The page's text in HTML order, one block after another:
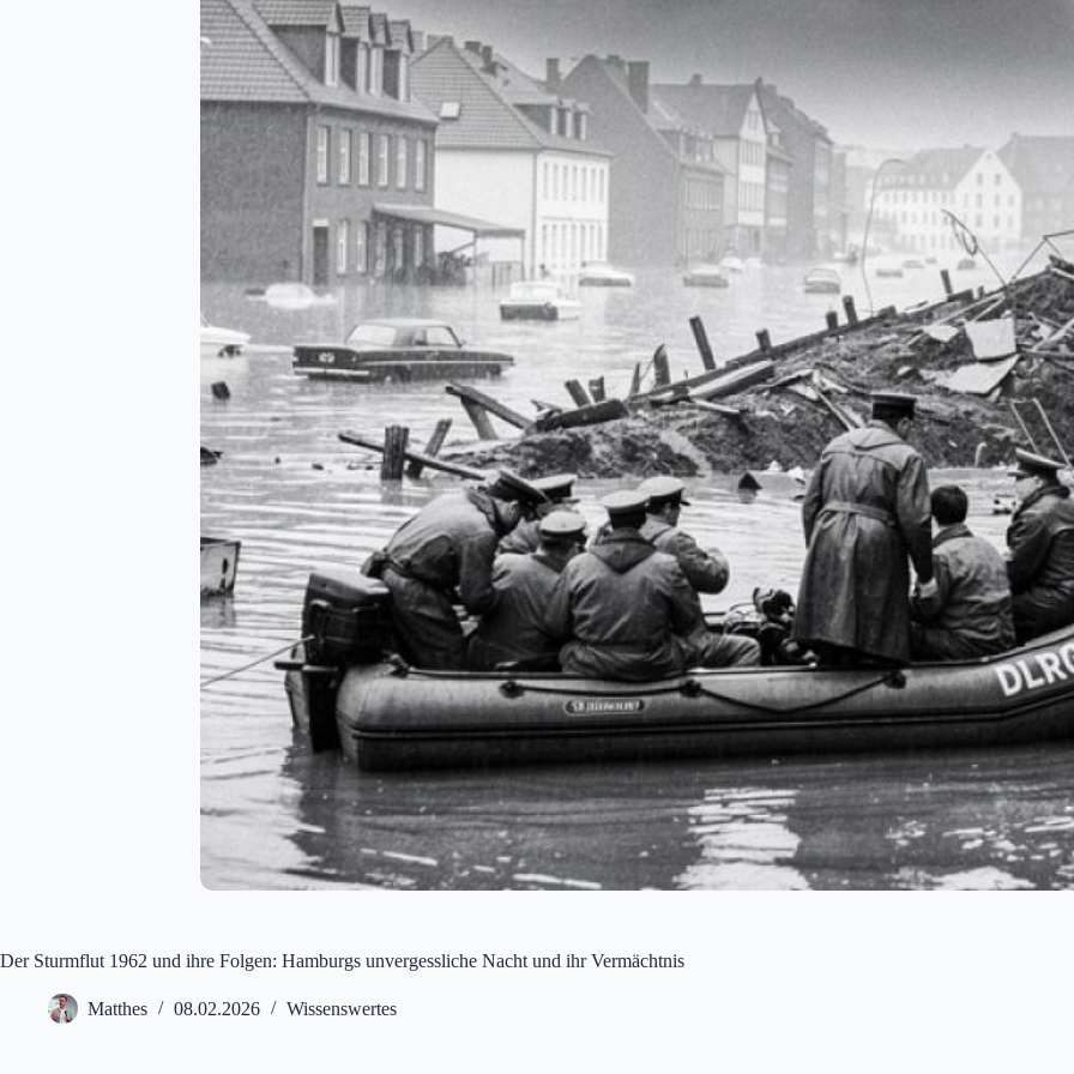
Der Sturmflut 1962 und ihre Folgen: Hamburgs unvergessliche Nacht und ihr Vermächtnis
Matthes 08.02.2026 Wissenswertes